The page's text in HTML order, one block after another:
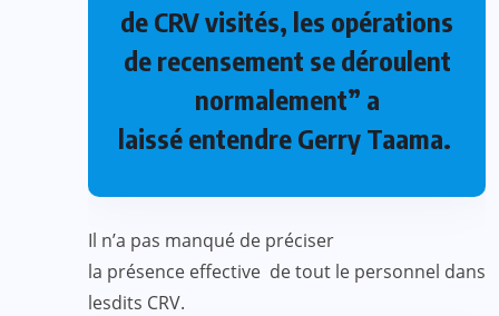
de CRV visités, les opérations
de recensement se déroulent
normalement” a
laissé entendre Gerry Taama.
Il n’a pas manqué de préciser
la présence effective de tout le personnel dans
lesdits CRV.